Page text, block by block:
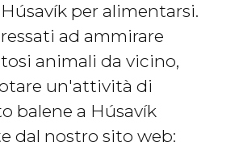
per alimentarsi.
ad ammirare
animali da vicino,
un'attività di
balene a Húsavík
dal nostro sito web: